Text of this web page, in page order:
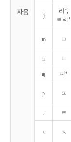
자음 lj
리*,
ㄹ리*
m ㅁ
n ㄴ
nj 니*
p ㅍ
r ㄹ
s ㅅ